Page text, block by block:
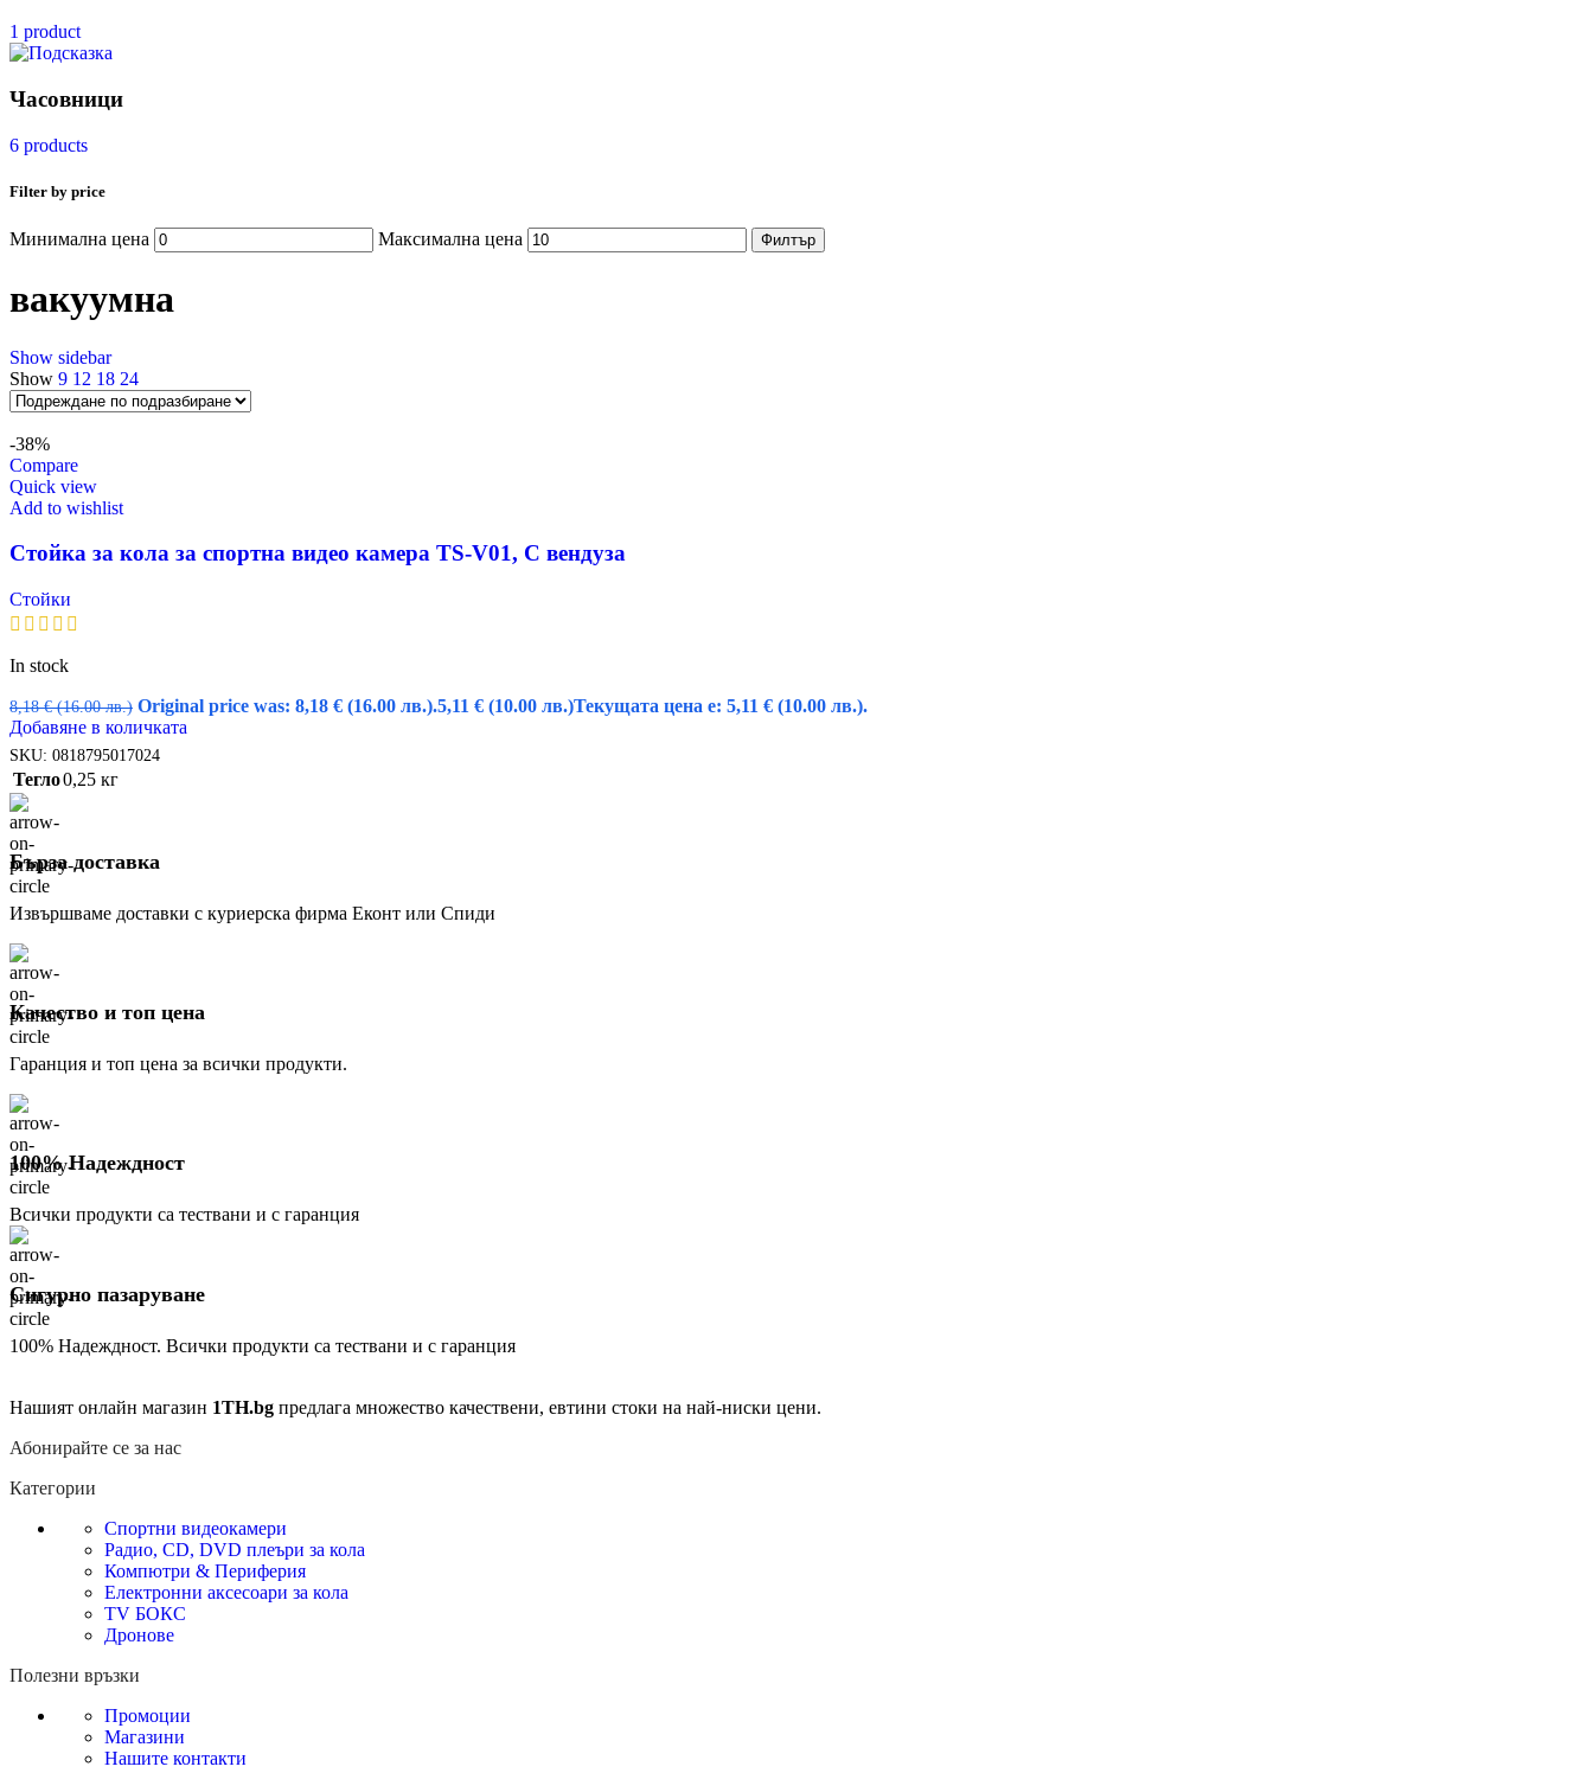
1 product
Часовници
6 products
Filter by price
Минимална цена Максимална цена Филтър
вакуумна
Show sidebar
Show 9 12 18 24
-38%
Compare
Quick view
Add to wishlist
Стойка за кола за спортна видео камера TS-V01, С вендуза
Стойки
In stock
8,18€ (16.00 лв.) Original price was: 8,18 € (16.00 лв.).5,11 € (10.00 лв.)Текущата цена е: 5,11 € (10.00 лв.).
Добавяне в количката
SKU: 0818795017024
Тегло0,25 кг
Бърза доставка
Извършваме доставки с куриерска фирма Еконт или Спиди
Качество и топ цена
Гаранция и топ цена за всички продукти.
100% Надеждност
Всички продукти са тествани и с гаранция
Сигурно пазаруване
100% Надеждност. Всички продукти са тествани и с гаранция
Нашият онлайн магазин 1TH.bg предлага множество качествени, евтини стоки на най-ниски цени.
Абонирайте се за нас
Категории
Спортни видеокамери
Радио, CD, DVD плеъри за кола
Компютри & Периферия
Електронни аксесоари за кола
TV БОКС
Дронове
Полезни връзки
Промоции
Магазини
Нашите контакти